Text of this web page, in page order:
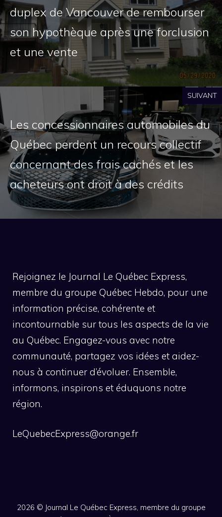
duplex de Vancouver de rembourser
son hypothèque après une forclusion
et une vente
SUIVANT
Les concessionnaires automobiles du
Québec perdent un recours collectif
concernant des frais cachés et les
acheteurs ont droit à des crédits
Rejoignez le Journal Le Québec Express,
membre du groupe Québec Hebdo, pour une
information précise, cohérente et
incontournable sur tous les aspects de la vie
au Québec. Engagez-vous avec notre
communauté, partagez vos idées et aidez-
nous à continuer d’évoluer. Ensemble,
informons, inspirons et éduquons notre
région.
LeQuebecExpress@orange.fr
2026 © Journal Le Québec Express, membre du groupe